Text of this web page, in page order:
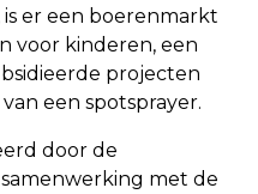
er een boerenmarkt
voor kinderen, een
projecten
een spotsprayer.
door de
met de